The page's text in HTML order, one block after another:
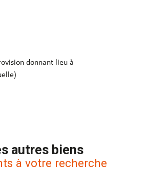
donnant lieu à
autres biens
à votre recherche